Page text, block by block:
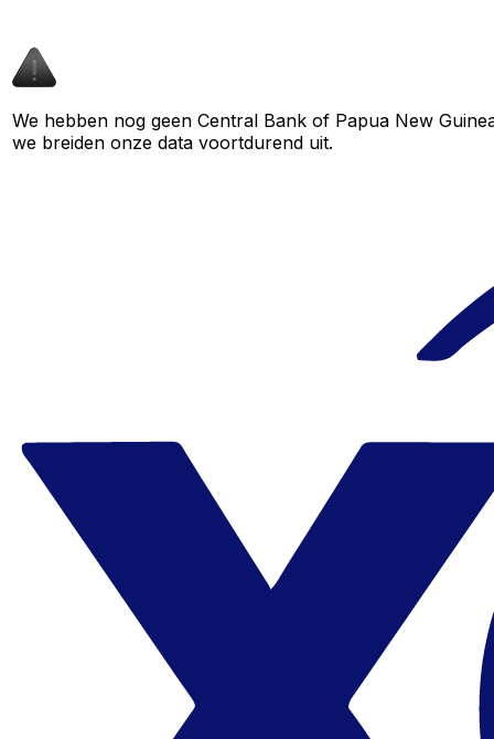
We hebben nog geen Central Bank of Papua New
we breiden onze data voortdurend uit.